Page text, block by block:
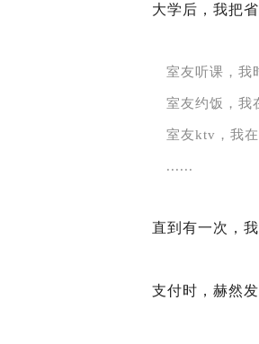
大学后，我把
室友听课，我
室友约饭，我
室友ktv，我在
......
直到有一次，
支付时，赫然